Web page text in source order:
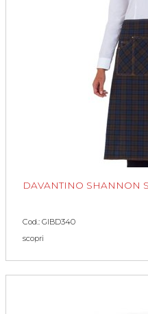
DAVANTINO SHANNON
Cod.: GIBD340
scopri